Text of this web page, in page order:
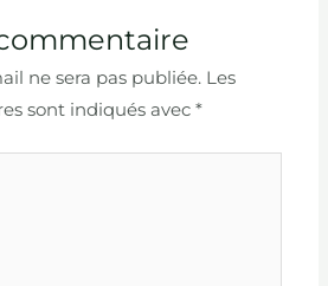
ne sera pas publiée. Les
sont indiqués avec*